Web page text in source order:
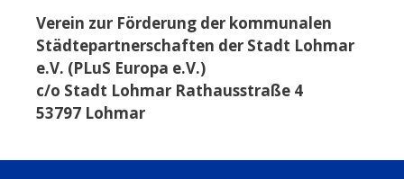
Verein zur Förderung der kommunalen
Städtepartnerschaften der Stadt Lohmar
e.V. (PLuS Europa e.V.)
c/o Stadt Lohmar Rathausstraße 4
53797 Lohmar